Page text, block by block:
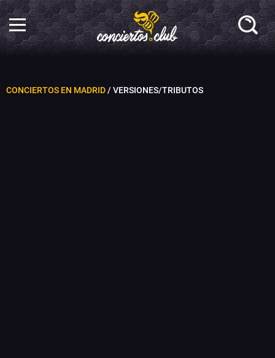
CONCIERTOS EN MADRID/ VERSIONES/TRIBUTOS